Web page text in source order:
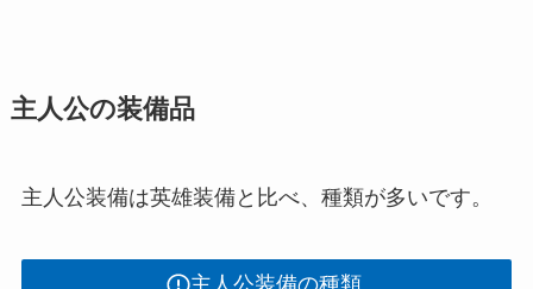
主人公の装備品
主人公装備は英雄装備と比べ、種類が多いです。